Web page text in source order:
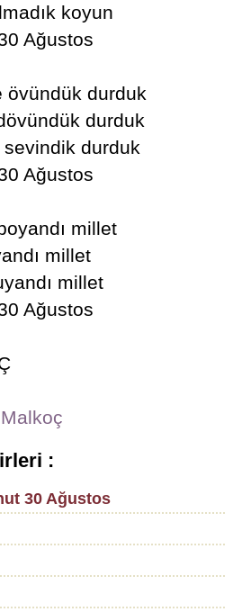
koyun
Ağustos
övündük durduk
durduk
durduk
Ağustos
millet
millet
millet
Ağustos
:
30 Ağustos